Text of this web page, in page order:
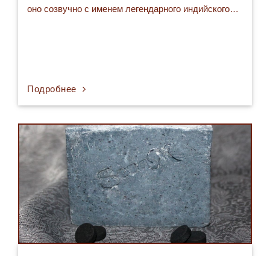
оно созвучно с именем легендарного индийского…
Подробнее